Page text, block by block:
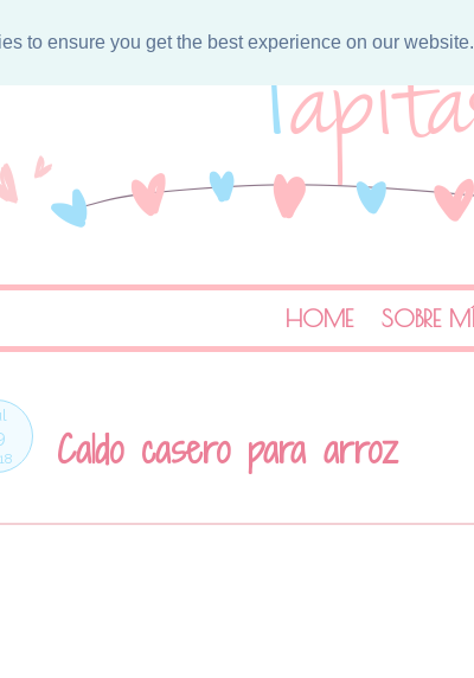
to ensure you get the best experience on our website.
HOME SOBRE MÍ
Caldo casero para arroz